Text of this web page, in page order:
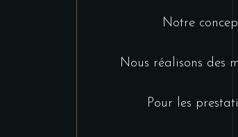
Notre
Nous réalisons des
Pour les